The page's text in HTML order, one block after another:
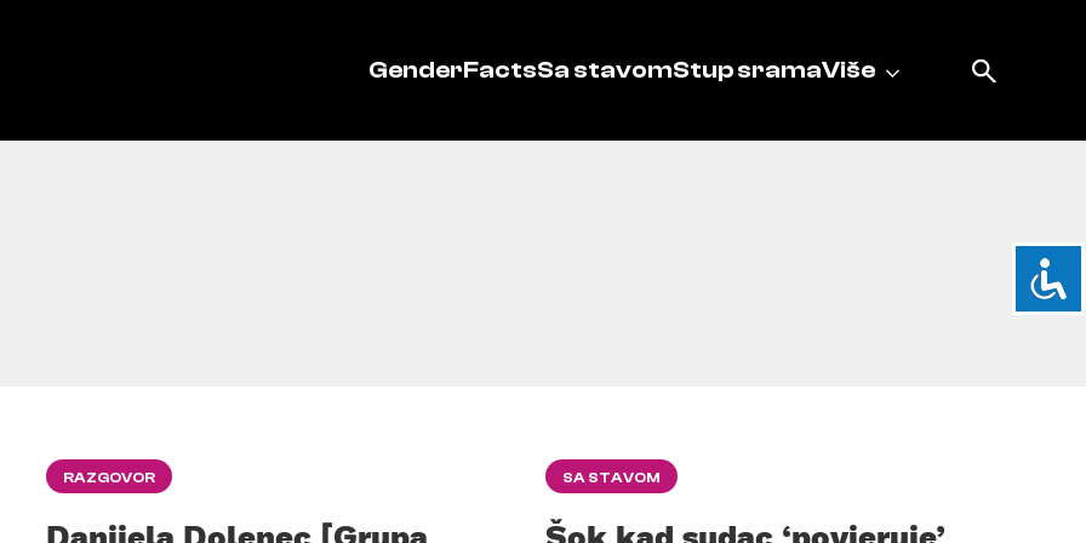
GenderFactsSa stavomStup sramaViše
RAZGOVOR SA STAVOM